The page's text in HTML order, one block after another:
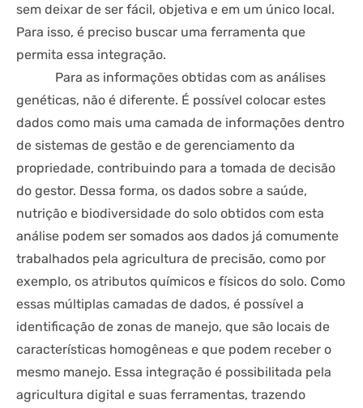
sem deixar de ser fácil, objetiva e em um único local.
Para isso, é preciso buscar uma ferramenta que
permita essa integração.
Para as informações obtidas com as análises
genéticas, não é diferente. É possível colocar estes
dados como mais uma camada de informações dentro
de sistemas de gestão e de gerenciamento da
propriedade, contribuindo para a tomada de decisão
do gestor. Dessa forma, os dados sobre a saúde,
nutrição e biodiversidade do solo obtidos com esta
análise podem ser somados aos dados já comumente
trabalhados pela agricultura de precisão, como por
exemplo, os atributos químicos e físicos do solo. Como
essas múltiplas camadas de dados, é possível a
identificação de zonas de manejo, que são locais de
características homogêneas e que podem receber o
mesmo manejo. Essa integração é possibilitada pela
agricultura digital e suas ferramentas, trazendo